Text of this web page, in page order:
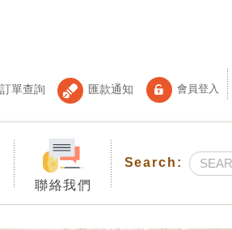
訂單查詢 匯款通知 會員登入
聯絡我們